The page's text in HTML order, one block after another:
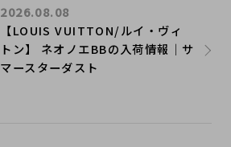
【LOUIS VUITTON/ルイ・ヴィ
トン】 ネオノエBBの入荷情報｜サ
マースターダスト
2026.08.08